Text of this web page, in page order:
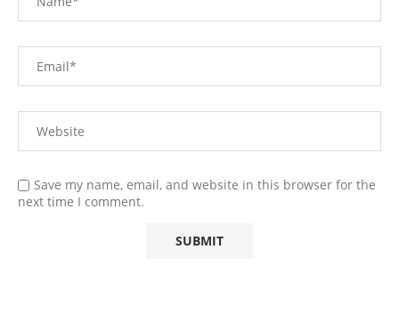
Save my name, email, and website in this browser for the
next time I comment.